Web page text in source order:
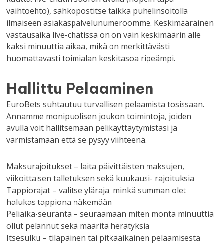
vaihtoehto), sähköpostitse taikka puhelinsoitolla
ilmaiseen asiakaspalvelunumeroomme. Keskimääräinen
vastausaika live-chatissa on on vain keskimäärin alle
kaksi minuuttia aikaa, mikä on merkittävästi
huomattavasti toimialan keskitasoa ripeämpi.
Hallittu Pelaaminen
EuroBets suhtautuu turvallisen pelaamista tosissaan.
Annamme monipuolisen joukon toimintoja, joiden
avulla voit hallitsemaan pelikäyttäytymistäsi ja
varmistamaan että se pysyy viihteenä.
Maksurajoitukset – laita päivittäisten maksujen,
viikoittaisen talletuksen sekä kuukausi- rajoituksia
Tappiorajat – valitse yläraja, minkä summan olet
halukas tappiona näkemään
Peliaika-seuranta – seuraamaan miten monta minuuttia
ollut pelannut sekä määritä herätyksiä
Itsesulku – tilapäinen tai pitkäaikainen pelaamisesta